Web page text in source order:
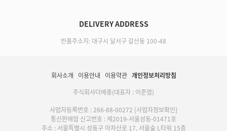
DELIVERY ADDRESS
반품주소지: 대구시 달서구 갈산동 100-48
회사소개 이용안내 이용약관 개인정보처리방침
주식회사더메종(대표자 : 이준엽)
사업자등록번호 : 266-88-00272 [사업자정보확인]
통신판매업 신고번호 : 제2019-서울성동-01471호
주소 : 서울특별시 성동구 아차산로 17, 서울숲 L타워 15층